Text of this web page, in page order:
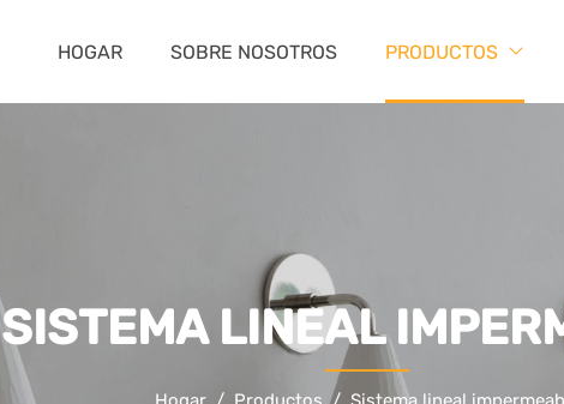
HOGAR SOBRE NOSOTROS PRODUCTOS
SISTEMA LINEAL